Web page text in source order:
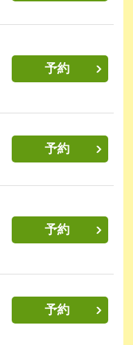
予約
予約
予約
予約